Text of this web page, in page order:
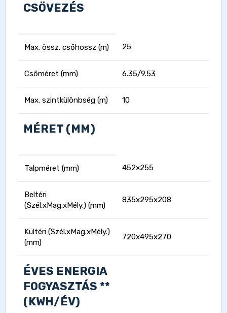
CSÖVEZÉS
Max. össz. csőhossz (m) 25
Csőméret (mm) 6.35/9.53
Max. szintkülönbség (m) 10
MÉRET (MM)
Talpméret (mm) 452×255
Beltéri
(Szél.xMag.xMély.) (mm)
835x295x208
Kültéri (Szél.xMag.xMély.)
(mm)
720x495x270
ÉVES ENERGIA
FOGYASZTÁS **
(KWH/ÉV)